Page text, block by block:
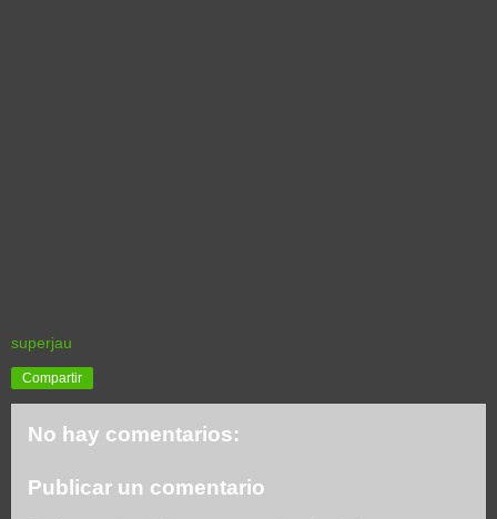
superjau
Compartir
No hay comentarios:
Publicar un comentario